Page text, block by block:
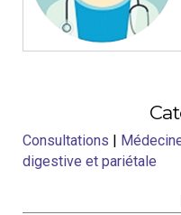
Consultations |
digestive et pariétale